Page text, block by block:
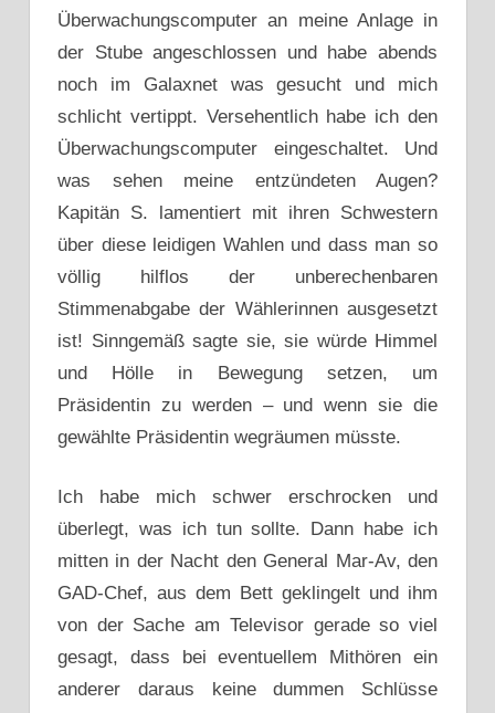
Überwachungscomputer an meine Anlage in
der Stube angeschlossen und habe abends
noch im Galaxnet was gesucht und mich
schlicht vertippt. Versehentlich habe ich den
Überwachungscomputer eingeschaltet. Und
was sehen meine entzündeten Augen?
Kapitän S. lamentiert mit ihren Schwestern
über diese leidigen Wahlen und dass man so
völlig hilflos der unberechenbaren
Stimmenabgabe der Wählerinnen ausgesetzt
ist! Sinngemäß sagte sie, sie würde Himmel
und Hölle in Bewegung setzen, um
Präsidentin zu werden – und wenn sie die
gewählte Präsidentin wegräumen müsste.
Ich habe mich schwer erschrocken und
überlegt, was ich tun sollte. Dann habe ich
mitten in der Nacht den General Mar-Av, den
GAD-Chef, aus dem Bett geklingelt und ihm
von der Sache am Televisor gerade so viel
gesagt, dass bei eventuellem Mithören ein
anderer daraus keine dummen Schlüsse